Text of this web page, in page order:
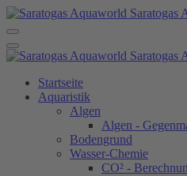
Saratogas
Saratogas
Startseite
Aquaristik
Algen
Algen -
Bodengrund
Wasser-Chemie
CO² -